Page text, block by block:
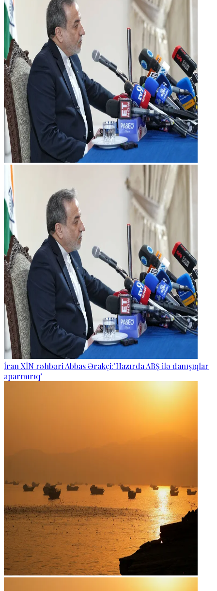
İran XİN rəhbəri Abbas Ərakçi:"Hazırda ABŞ ilə danışıqlar
aparmırıq"